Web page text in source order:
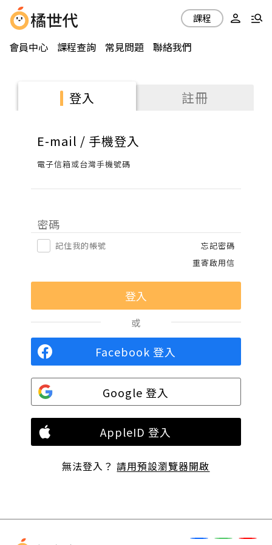
會員中心 課程查詢 常見問題 聯絡我們
課程
登入 註冊
E-mail / 手機登入
電子信箱或台灣手機號碼
密碼
記住我的帳號
忘記密碼
重寄啟用信
或
Facebook 登入
Google 登入
AppleID 登入
無法登入？請用預設瀏覽器開啟